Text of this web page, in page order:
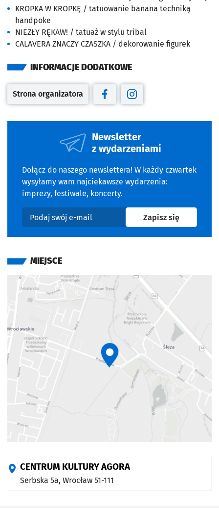
KROPKA W KROPKĘ / tatuowanie banana techniką
handpoke
NIEZŁY RĘKAW! / tatuaż w stylu tribal
CALAVERA ZNACZY CZASZKA / dekorowanie figurek
INFORMACJE DODATKOWE
Otwiera się w nowej karcie
Strona organizatora
Otwiera się w nowej karcie
Otwiera się w nowej
Newsletter
z wydarzeniami
Dołącz do naszego newslettera! W każdy czwartek
wysyłamy wam najciekawsze wydarzenia:
imprezy, festiwale, koncerty.
Podaj swój e-mail
Zapisz sięna
MIEJSCE
CENTRUM KULTURY AGORA
Serbska 5a, Wrocław 51-111